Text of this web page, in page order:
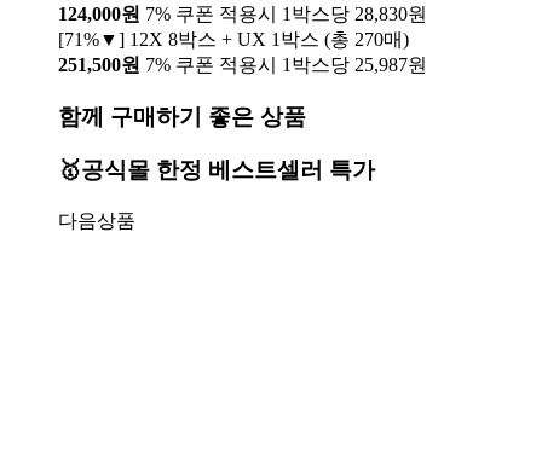
124,000원 7% 쿠폰 적용시 1박스당 28,830원
[71%▼] 12X 8박스 + UX 1박스 (총 270매)
251,500원 7% 쿠폰 적용시 1박스당 25,987원
함께 구매하기 좋은 상품
🥇공식몰 한정 베스트셀러 특가
다음상품